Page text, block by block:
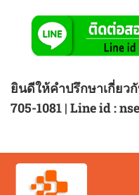
ยินดีให้คำปรึกษาเกี่ย
705-1081 | Line id :